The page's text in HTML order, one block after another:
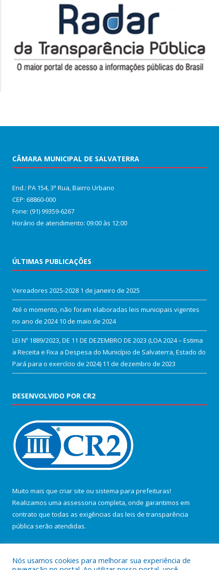
CÂMARA MUNICIPAL DE SALVATERRA
End.: PA 154, 3ª Rua, Bairro Urbano
CEP: 68860‑000
Fone: (91) 99359-6267
Horário de atendimento: 09:00 às 12:00
ÚLTIMAS PUBLICAÇÕES
Vereadores 2025-2028 1 de janeiro de 2025
Até o momento, não foram elaboradas leis municipais vigentes
no ano de 2024 10 de maio de 2024
LEI Nº 1889/2023, DE 11 DE DEZEMBRO DE 2023 (LOA 2024 – Estima
a Receita e Fixa a Despesa do Município de Salvaterra, Estado do
Pará para o exercício de 2024) 11 de dezembro de 2023
DESENVOLVIDO POR CR2
Muito mais que criar site ou sistema para prefeituras!
Realizamos uma assessoria completa, onde garantimos em
contrato que todas as exigências das leis de transparência
pública serão atendidas.
Nós usamos cookies para melhorar sua experiência de